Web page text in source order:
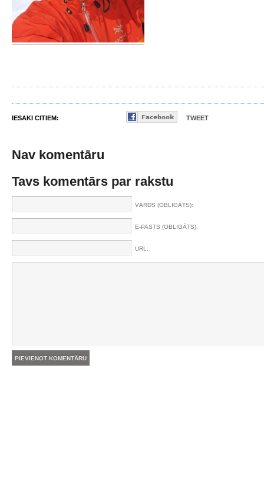
IESAKI CITIEM: TWEET
Nav komentāru
Tavs komentārs par rakstu
VĀRDS (OBLIGĀTS):
E-PASTS (OBLIGĀTS):
URL: